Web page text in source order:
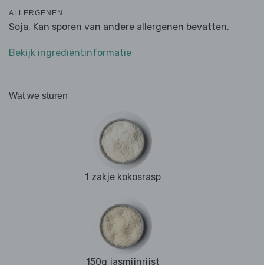
ALLERGENEN
Soja. Kan sporen van andere allergenen bevatten.
Bekijk ingrediëntinformatie
Wat we sturen
1 zakje kokosrasp
150g jasmijnrijst